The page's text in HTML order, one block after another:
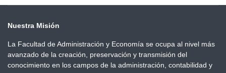
Nuestra Misión
La Facultad de Administración y Economía se ocupa al nivel más
avanzado de la creación, preservación y transmisión del
conocimiento en los campos de la administración, contabilidad y